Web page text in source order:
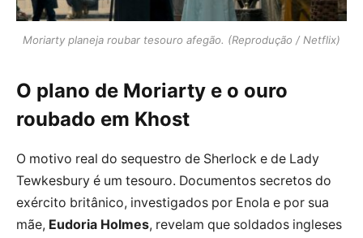
Moriarty planeja roubar tesouro afegão. (Reprodução / Netflix)
O plano de Moriarty e o ouro
roubado em Khost
O motivo real do sequestro de Sherlock e de Lady
Tewkesbury é um tesouro. Documentos secretos do
exército britânico, investigados por Enola e por sua
mãe, Eudoria Holmes, revelam que soldados ingleses